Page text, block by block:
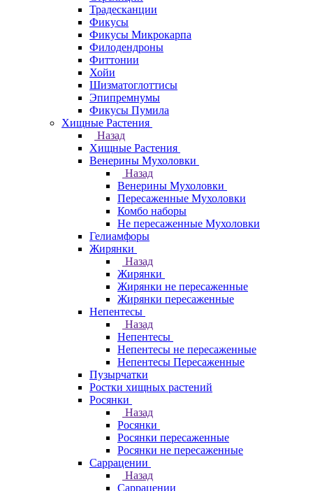
Традесканции
Фикусы
Фикусы Микрокарпа
Филодендроны
Фиттонии
Хойи
Шизматоглоттисы
Эпипремнумы
Фикусы Пумила
Хищные Растения
Назад
Хищные Растения
Венерины Мухоловки
Назад
Венерины Мухоловки
Пересаженные Мухоловки
Комбо наборы
Не пересаженные Мухоловки
Гелиамфоры
Жирянки
Назад
Жирянки
Жирянки не пересаженные
Жирянки пересаженные
Непентесы
Назад
Непентесы
Непентесы не пересаженные
Непентесы Пересаженные
Пузырчатки
Ростки хищных растений
Росянки
Назад
Росянки
Росянки пересаженные
Росянки не пересаженные
Саррацении
Назад
Саррацении